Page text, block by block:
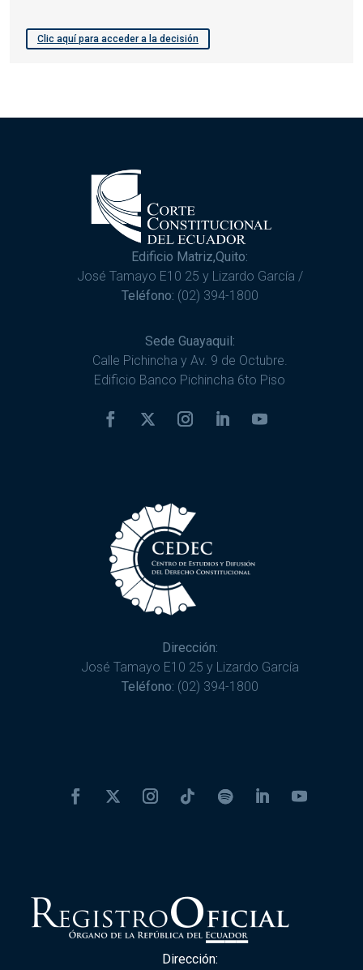
Clic aquí para acceder a la decisión
Edificio Matriz,Quito:
José Tamayo E10 25 y Lizardo García /
Teléfono: (02) 394-1800
Sede Guayaquil:
Calle Pichincha y Av. 9 de Octubre.
Edificio Banco Pichincha 6to Piso
Dirección:
José Tamayo E10 25 y Lizardo García
Teléfono: (02) 394-1800
Dirección: